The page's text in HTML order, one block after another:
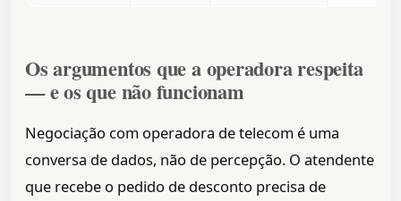
Os argumentos que a operadora respeita
— e os que não funcionam
Negociação com operadora de telecom é uma
conversa de dados, não de percepção. O atendente
que recebe o pedido de desconto precisa de